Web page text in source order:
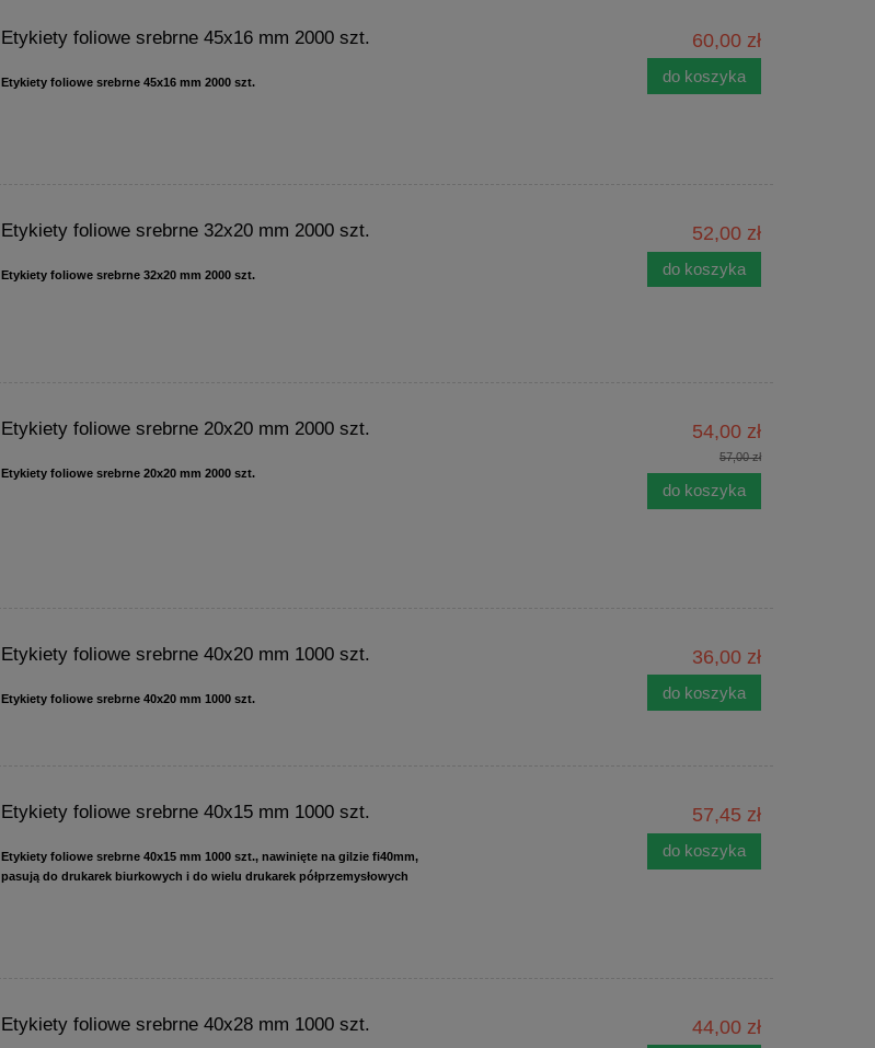
Etykiety foliowe srebrne 45x16 mm 2000 szt.
Etykiety foliowe srebrne 45x16 mm 2000 szt.
60,00 zł
do koszyka
Etykiety foliowe srebrne 32x20 mm 2000 szt.
Etykiety foliowe srebrne 32x20 mm 2000 szt.
52,00 zł
do koszyka
Etykiety foliowe srebrne 20x20 mm 2000 szt.
Etykiety foliowe srebrne 20x20 mm 2000 szt.
54,00 zł
57,00 zł
do koszyka
Etykiety foliowe srebrne 40x20 mm 1000 szt.
Etykiety foliowe srebrne 40x20 mm 1000 szt.
36,00 zł
do koszyka
Etykiety foliowe srebrne 40x15 mm 1000 szt.
Etykiety foliowe srebrne 40x15 mm 1000 szt., nawinięte na gilzie fi40mm,
pasują do drukarek biurkowych i do wielu drukarek półprzemysłowych
57,45 zł
do koszyka
Etykiety foliowe srebrne 40x28 mm 1000 szt. 44,00 zł